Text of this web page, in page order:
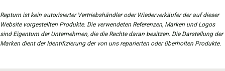
Repturn ist kein autorisierter Vertriebshändler oder Wiederverkäufer der auf dieser
Website vorgestellten Produkte. Die verwendeten Referenzen, Marken und Logos
sind Eigentum der Unternehmen, die die Rechte daran besitzen. Die Darstellung der
Marken dient der Identifizierung der von uns reparierten oder überholten Produkte.